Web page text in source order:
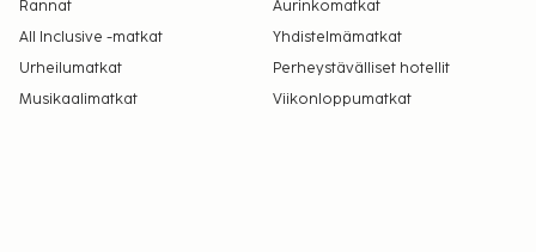
Rannat
Aurinkomatkat
All Inclusive -matkat
Yhdistelmämatkat
Urheilumatkat
Perheystävälliset hotellit
Musikaalimatkat
Viikonloppumatkat